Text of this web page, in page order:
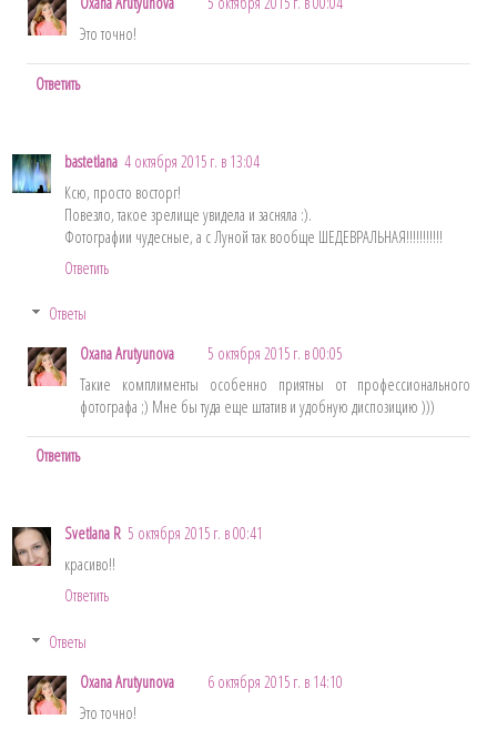
Это точно!
Ответить
bastetlana 4 октября 2015 г. в 13:04
Ксю, просто восторг!
Повезло, такое зрелище увидела и засняла :).
Фотографии чудесные, а с Луной так вообще ШЕДЕВРАЛЬНАЯ!!!!!!!!!!!
Ответить
Ответы
Oxana Arutyunova
5 октября 2015 г. в 00:05
Такие комплименты особенно приятны от профессионального
фотографа ;) Мне бы туда еще штатив и удобную диспозицию )))
Ответить
Svetlana R 5 октября 2015 г. в 00:41
красиво!!
Ответить
Ответы
Oxana Arutyunova
6 октября 2015 г. в 14:10
Это точно!